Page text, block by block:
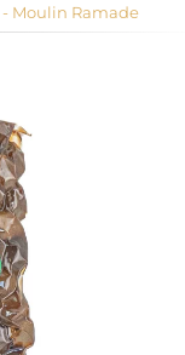
Moulin Ramade